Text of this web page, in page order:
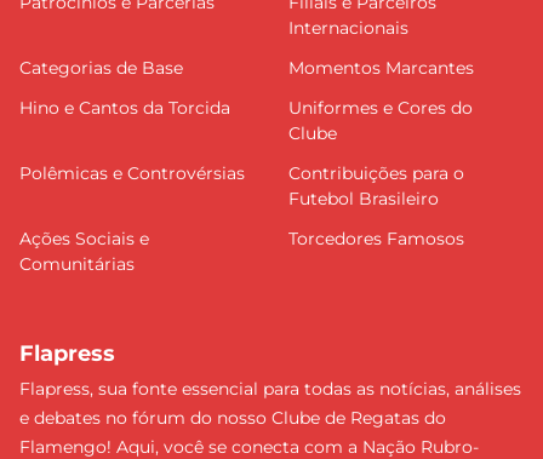
Internacionais
Categorias de Base
Momentos Marcantes
Hino e Cantos da Torcida
Uniformes e Cores do
Clube
Polêmicas e Controvérsias
Contribuições para o
Futebol Brasileiro
Ações Sociais e
Comunitárias
Torcedores Famosos
Flapress
Flapress, sua fonte essencial para todas as notícias, análises
e debates no fórum do nosso Clube de Regatas do
Flamengo! Aqui, você se conecta com a Nação Rubro-